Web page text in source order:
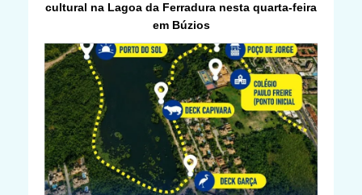
cultural na Lagoa da Ferradura nesta quarta-feira
em Búzios